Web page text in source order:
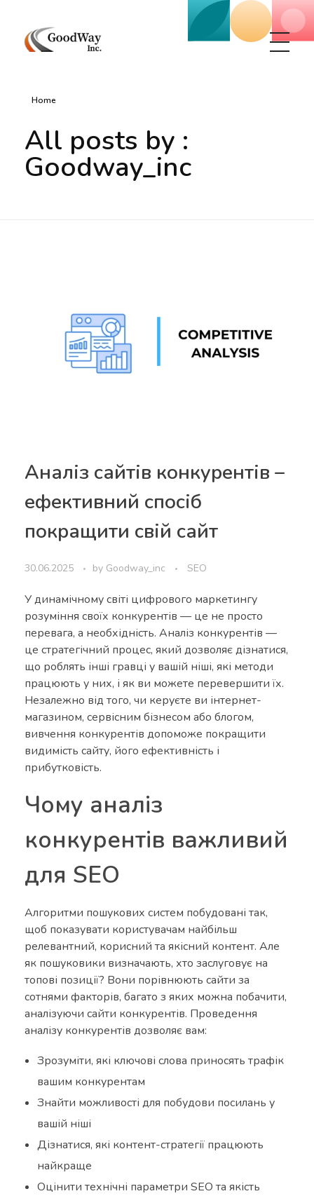
Home
All posts by :
Goodway_inc
Аналіз сайтів конкурентів –
ефективний спосіб
покращити свій сайт
30.06.2025 by Goodway_inc SEO
У динамічному світі цифрового маркетингу
розуміння своїх конкурентів — це не просто
перевага, а необхідність. Аналіз конкурентів —
це стратегічний процес, який дозволяє дізнатися,
що роблять інші гравці у вашій ніші, які методи
працюють у них, і як ви можете перевершити їх.
Незалежно від того, чи керуєте ви інтернет-
магазином, сервісним бізнесом або блогом,
вивчення конкурентів допоможе покращити
видимість сайту, його ефективність і
прибутковість.
Чому аналіз
конкурентів важливий
для SEO
Алгоритми пошукових систем побудовані так,
щоб показувати користувачам найбільш
релевантний, корисний та якісний контент. Але
як пошуковики визначають, хто заслуговує на
топові позиції? Вони порівнюють сайти за
сотнями факторів, багато з яких можна побачити,
аналізуючи сайти конкурентів. Проведення
аналізу конкурентів дозволяє вам:
Зрозуміти, які ключові слова приносять трафік
вашим конкурентам
Знайти можливості для побудови посилань у
вашій ніші
Дізнатися, які контент-стратегії працюють
найкраще
Оцінити технічні параметри SEO та якість